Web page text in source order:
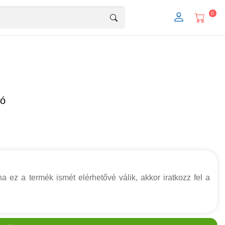
0
ez a termék ismét elérhetővé válik, akkor iratkozz fel a